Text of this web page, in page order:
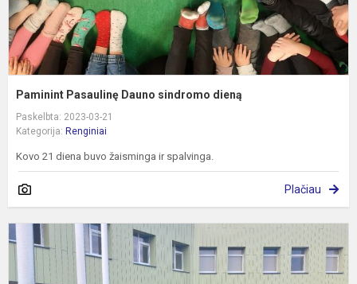
Paminint Pasaulinę Dauno sindromo dieną
Paskelbta: 2023-03-21
Kategorija: Renginiai
Kovo 21 diena buvo žaisminga ir spalvinga.
Plačiau